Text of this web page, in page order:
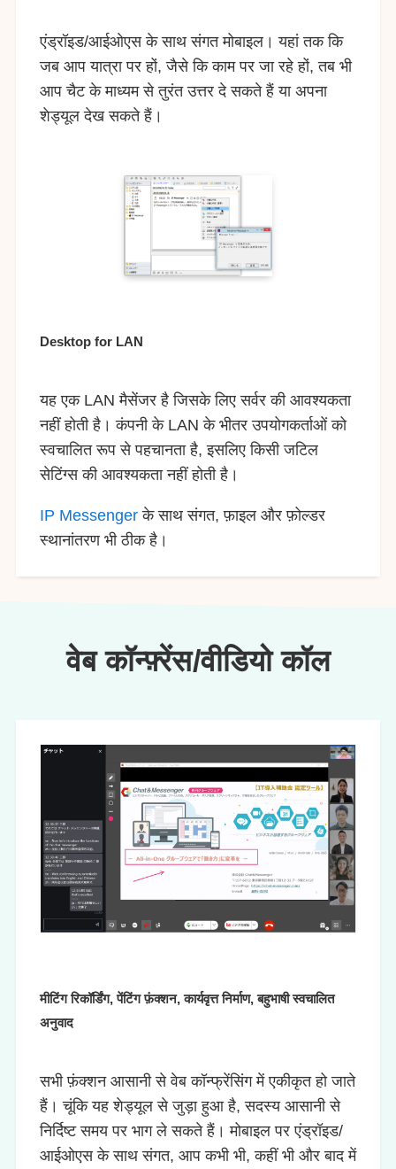
एंड्रॉइड/आईओएस के साथ संगत मोबाइल। यहां तक कि
जब आप यात्रा पर हों, जैसे कि काम पर जा रहे हों, तब भी
आप चैट के माध्यम से तुरंत उत्तर दे सकते हैं या अपना
शेड्यूल देख सकते हैं।
Desktop for LAN
यह एक LAN मैसेंजर है जिसके लिए सर्वर की आवश्यकता
नहीं होती है। कंपनी के LAN के भीतर उपयोगकर्ताओं को
स्वचालित रूप से पहचानता है, इसलिए किसी जटिल
सेटिंग्स की आवश्यकता नहीं होती है।
IP Messengerके साथ संगत, फ़ाइल और फ़ोल्डर
स्थानांतरण भी ठीक है।
वेब कॉन्फ़्रेंस/वीडियो कॉल
मीटिंग रिकॉर्डिंग, पेंटिंग फ़ंक्शन, कार्यवृत्त निर्माण, बहुभाषी स्वचालित
अनुवाद
सभी फ़ंक्शन आसानी से वेब कॉन्फ्रेंसिंग में एकीकृत हो जाते
हैं। चूंकि यह शेड्यूल से जुड़ा हुआ है, सदस्य आसानी से
निर्दिष्ट समय पर भाग ले सकते हैं। मोबाइल पर एंड्रॉइड/
आईओएस के साथ संगत, आप कभी भी, कहीं भी और बाद में